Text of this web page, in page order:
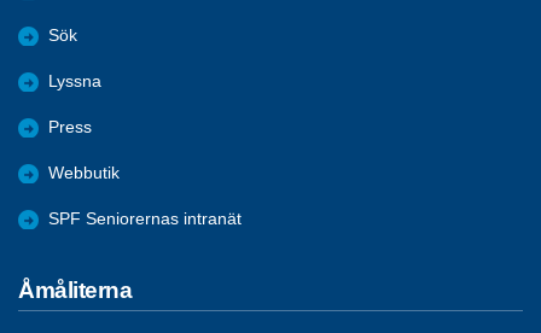
Sök
Lyssna
Press
Webbutik
SPF Seniorernas intranät
Åmåliterna